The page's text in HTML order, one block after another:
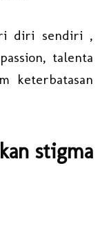
diri sendiri ,
talenta
keterbatasan
stigma